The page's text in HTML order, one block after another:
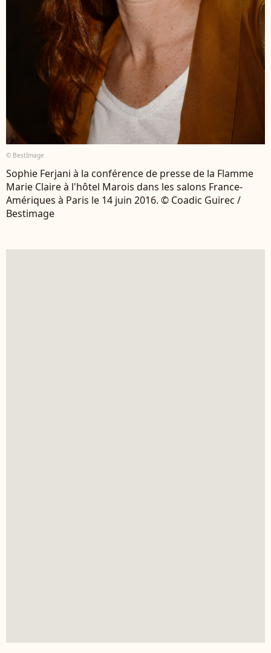
© BestImage
Sophie Ferjani à la conférence de presse de la Flamme
Marie Claire à l'hôtel Marois dans les salons France-
Amériques à Paris le 14 juin 2016. © Coadic Guirec /
Bestimage